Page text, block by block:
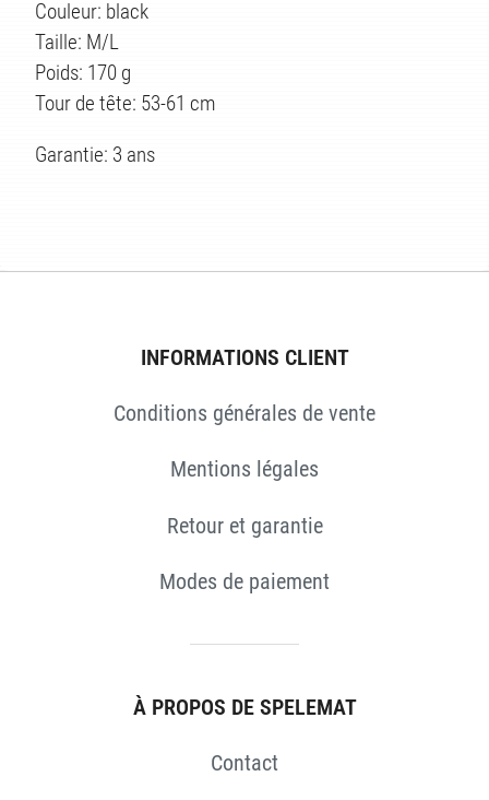
Couleur: black
Taille: M/L
Poids: 170 g
Tour de tête: 53-61 cm
Garantie: 3 ans
INFORMATIONS CLIENT
Conditions générales de vente
Mentions légales
Retour et garantie
Modes de paiement
À PROPOS DE SPELEMAT
Contact